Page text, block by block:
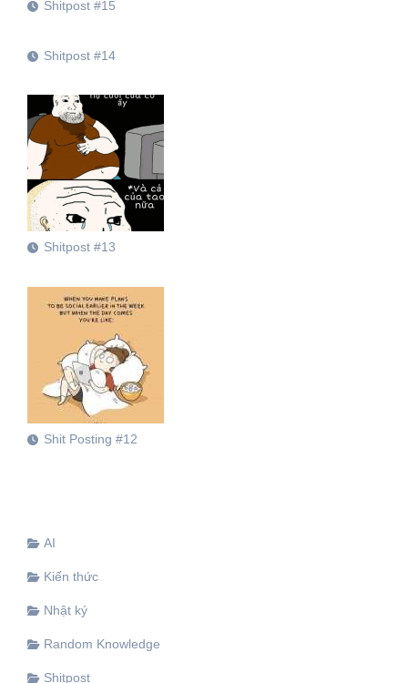
Shitpost #15
Shitpost #14
Shitpost #13
Shit Posting #12
AI
Kiến thức
Nhật ký
Random Knowledge
Shitpost